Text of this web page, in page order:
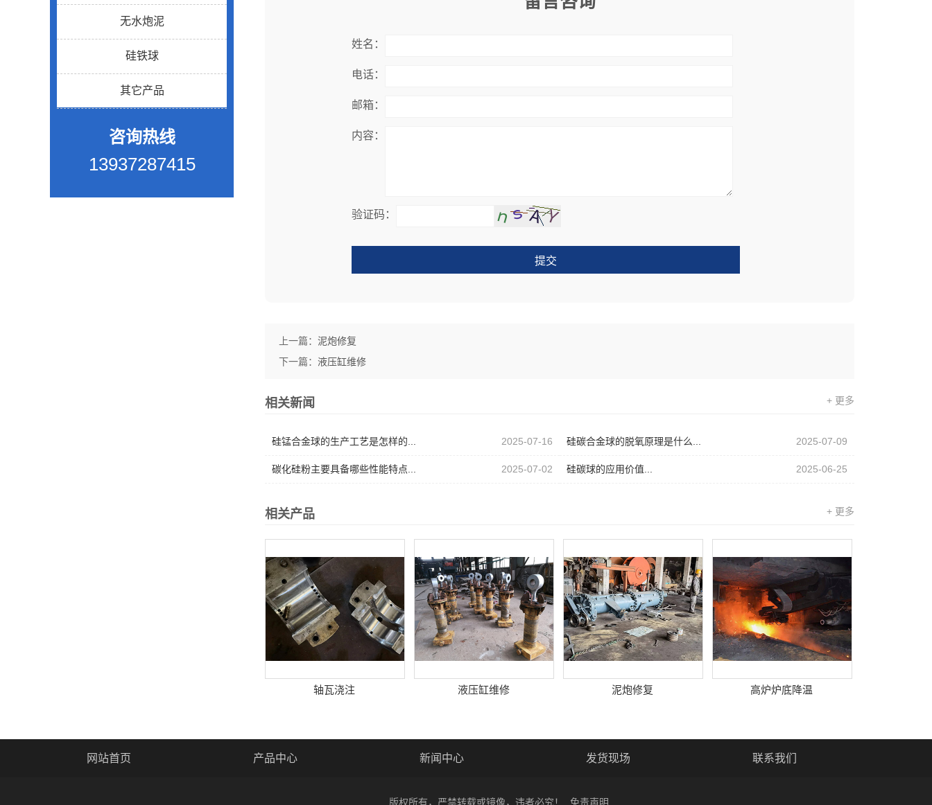
无水炮泥
硅铁球
其它产品
咨询热线
13937287415
姓名：
电话：
邮箱：
内容：
验证码：
提交
上一篇： 泥炮修复
下一篇： 液压缸维修
相关新闻 + 更多
2025-07-16
硅锰合金球的生产工艺是怎样的... 2025-07-09
硅碳合金球的脱氧原理是什么...
2025-07-02
碳化硅粉主要具备哪些性能特点... 2025-06-25
硅碳球的应用价值...
相关产品 + 更多
轴瓦浇注 液压缸维修 泥炮修复 高炉炉底降温
网站首页 产品中心 新闻中心 发货现场 联系我们
版权所有，严禁转载或镜像，违者必究！ 免责声明